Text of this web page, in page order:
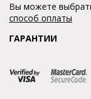
Вы можете
способ оплаты
ГАРАНТИИ